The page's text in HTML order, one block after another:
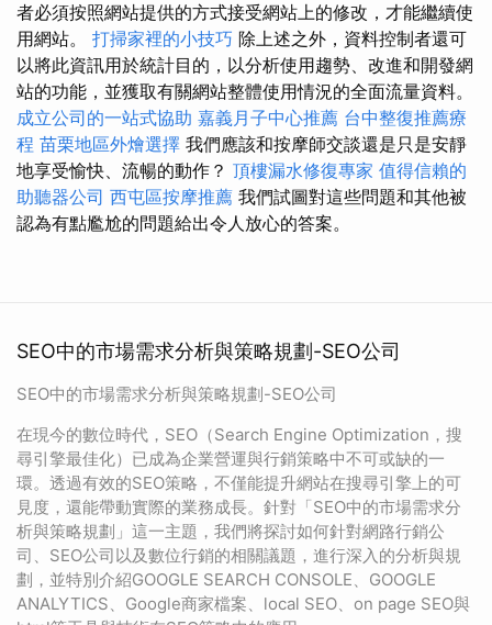
者必須按照網站提供的方式接受網站上的修改，才能繼續使
用網站。 打掃家裡的小技巧 除上述之外，資料控制者還可
以將此資訊用於統計目的，以分析使用趨勢、改進和開發網
站的功能，並獲取有關網站整體使用情況的全面流量資料。
成立公司的一站式協助 嘉義月子中心推薦 台中整復推薦療
程 苗栗地區外燴選擇 我們應該和按摩師交談還是只是安靜
地享受愉快、流暢的動作？ 頂樓漏水修復專家 值得信賴的
助聽器公司 西屯區按摩推薦 我們試圖對這些問題和其他被
認為有點尷尬的問題給出令人放心的答案。
SEO中的市場需求分析與策略規劃-SEO公司
SEO中的市場需求分析與策略規劃-SEO公司
在現今的數位時代，SEO（Search Engine Optimization，搜
尋引擎最佳化）已成為企業營運與行銷策略中不可或缺的一
環。透過有效的SEO策略，不僅能提升網站在搜尋引擎上的可
見度，還能帶動實際的業務成長。針對「SEO中的市場需求分
析與策略規劃」這一主題，我們將探討如何針對網路行銷公
司、SEO公司以及數位行銷的相關議題，進行深入的分析與規
劃，並特別介紹GOOGLE SEARCH CONSOLE、GOOGLE
ANALYTICS、Google商家檔案、local SEO、on page SEO與